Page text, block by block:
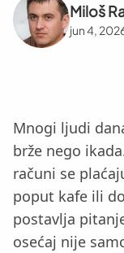
Miloš
jun 4,
Mnogi ljudi
brže nego
računi se
poput kafe ili
postavlja
osećaj nije